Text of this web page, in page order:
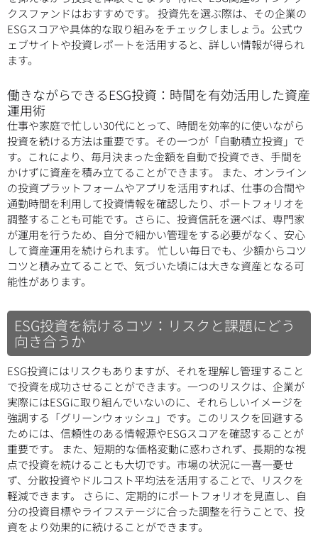
クスファンドはおすすめです。 投資先を選ぶ際は、その企業の
ESGスコアや具体的な取り組みをチェックしましょう。公式ウ
ェブサイトや投資レポートを活用すると、詳しい情報が得られ
ます。
働きながらできるESG投資：時間を有効活用した資産
運用術
仕事や家庭で忙しい30代にとって、時間を効率的に使いながら
投資を続ける方法は重要です。その一つが「自動積立投資」で
す。これにより、毎月決まった金額を自動で投資でき、手間を
かけずに資産を積み立てることができます。 また、オンライン
の投資プラットフォームやアプリを活用すれば、仕事の合間や
通勤時間を利用して投資情報を確認したり、ポートフォリオを
調整することも可能です。さらに、投資信託を選べば、専門家
が運用を行うため、自分で細かい管理をする必要がなく、安心
して資産運用を続けられます。 忙しい毎日でも、少額からコツ
コツと積み立てることで、気づいた頃には大きな資産となる可
能性があります。
ESG投資を続けるコツ：リスクと課題にどう
向き合うか
ESG投資にはリスクもありますが、それを理解し管理すること
で投資を成功させることができます。一つのリスクは、企業が
実際にはESGに取り組んでいないのに、それらしいイメージを
強調する「グリーンウォッシュ」です。このリスクを回避する
ためには、信頼性のある情報源やESGスコアを確認することが
重要です。 また、短期的な価格変動に惑わされず、長期的な視
点で投資を続けることも大切です。市場の状況に一喜一憂せ
ず、分散投資やドルコスト平均法を活用することで、リスクを
軽減できます。 さらに、定期的にポートフォリオを見直し、自
分の投資目標やライフステージに合った調整を行うことで、投
資をより効果的に続けることができます。